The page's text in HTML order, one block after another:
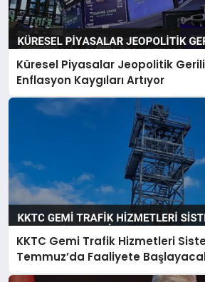
Küresel Piyasalar Jeopolitik
Enflasyon Kaygıları Artıyor
KKTC Gemi Trafik Hizmetleri
Temmuz’da Faaliyete